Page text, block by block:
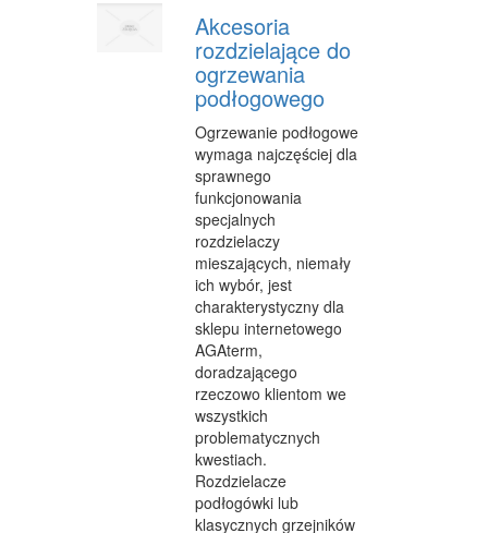
FABRYKACJA
INFORMATYCZNE
RESTAURACJE, CATERING
FOTOGRAFIA
ADWOKACI, PORADY PRAWNE
SPRZĄTANIE, PORZĄDKOWANIE
SERWIS
OPIEKA
INNE USŁUGI
NOCLEGI
HOTELE I NOCLEGI
PODRÓŻE
WYPOCZYNEK
Akcesoria
rozdzielające do
ogrzewania
podłogowego
Ogrzewanie podłogowe
wymaga najczęściej dla
sprawnego
funkcjonowania
specjalnych
rozdzielaczy
mieszających, niemały
ich wybór, jest
charakterystyczny dla
sklepu internetowego
AGAterm,
doradzającego
rzeczowo klientom we
wszystkich
problematycznych
kwestiach.
Rozdzielacze
podłogówki lub
klasycznych grzejników